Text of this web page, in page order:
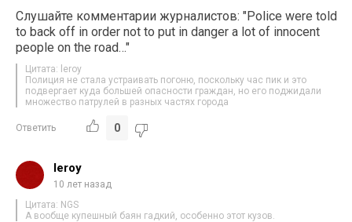
Слушайте комментарии журналистов: "Police were told
to back off in order not to put in danger a lot of innocent
people on the road…"
Цитата: leroy
Полиция не стала устраивать погоню, поскольку час пик и это
подвергает куда большей опасности граждан, но его поджидали
множество патрулей в разных частях города
Ответить 0
leroy
10 лет назад
Цитата: NGS
А вообще купешный баян гадкий, особенно этот кузов.